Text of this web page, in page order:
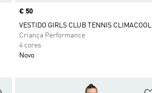
Price
€ 50
VESTIDO GIRLS CLUB TENNIS CLIMACOOL
Criança Performance
4 cores
Novo
Adicionar à Lista de Desejos